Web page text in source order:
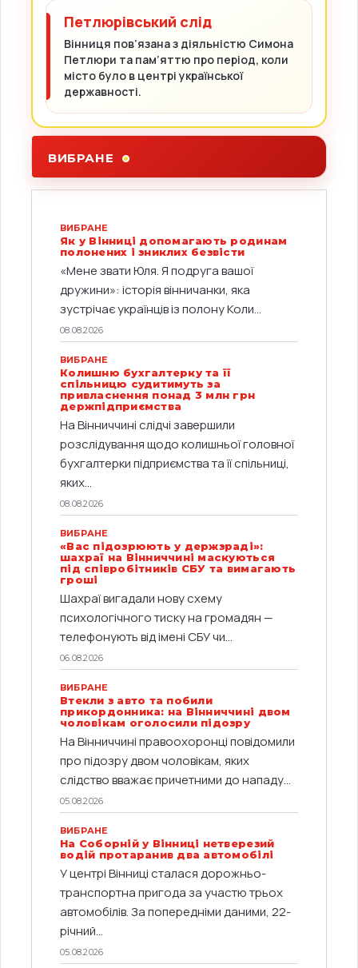
Петлюрівський слід
Вінниця пов’язана з діяльністю Симона
Петлюри та пам’яттю про період, коли
місто було в центрі української
державності.
ВИБРАНЕ
ВИБРАНЕ
Як у Вінниці допомагають родинам
полонених і зниклих безвісти
«Мене звати Юля. Я подруга вашої
дружини»: історія вінничанки, яка
зустрічає українців із полону Коли...
08.08.2026
ВИБРАНЕ
Колишню бухгалтерку та її
спільницю судитимуть за
привласнення понад 3 млн грн
держпідприємства
На Вінниччині слідчі завершили
розслідування щодо колишньої головної
бухгалтерки підприємства та її спільниці,
яких...
08.08.2026
ВИБРАНЕ
«Вас підозрюють у держзраді»:
шахраї на Вінниччині маскуються
під співробітників СБУ та вимагають
гроші
Шахраї вигадали нову схему
психологічного тиску на громадян —
телефонують від імені СБУ чи...
06.08.2026
ВИБРАНЕ
Втекли з авто та побили
прикордонника: на Вінниччині двом
чоловікам оголосили підозру
На Вінниччині правоохоронці повідомили
про підозру двом чоловікам, яких
слідство вважає причетними до нападу...
05.08.2026
ВИБРАНЕ
На Соборній у Вінниці нетверезий
водій протаранив два автомобілі
У центрі Вінниці сталася дорожньо-
транспортна пригода за участю трьох
автомобілів. За попередніми даними, 22-
річний...
05.08.2026